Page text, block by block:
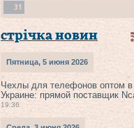
31
стрічка новин
Пятница, 5 июня 2026
Чехлы для телефонов оптом в
Украине: прямой поставщик
19:36